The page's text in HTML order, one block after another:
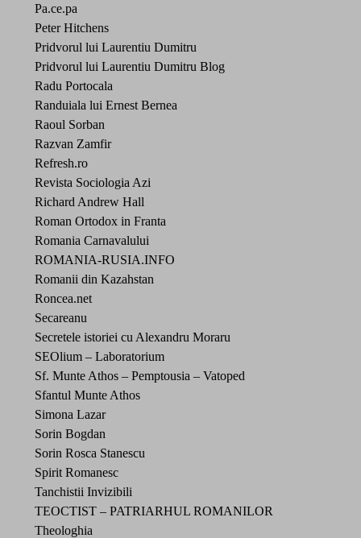
Pa.ce.pa
Peter Hitchens
Pridvorul lui Laurentiu Dumitru
Pridvorul lui Laurentiu Dumitru Blog
Radu Portocala
Randuiala lui Ernest Bernea
Raoul Sorban
Razvan Zamfir
Refresh.ro
Revista Sociologia Azi
Richard Andrew Hall
Roman Ortodox in Franta
Romania Carnavalului
ROMANIA-RUSIA.INFO
Romanii din Kazahstan
Roncea.net
Secareanu
Secretele istoriei cu Alexandru Moraru
SEOlium – Laboratorium
Sf. Munte Athos – Pemptousia – Vatoped
Sfantul Munte Athos
Simona Lazar
Sorin Bogdan
Sorin Rosca Stanescu
Spirit Romanesc
Tanchistii Invizibili
TEOCTIST – PATRIARHUL ROMANILOR
Theologhia